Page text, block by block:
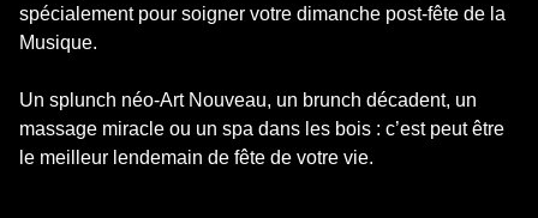
spécialement pour soigner votre dimanche post-fête de la
Musique.
Un splunch néo-Art Nouveau, un brunch décadent, un
massage miracle ou un spa dans les bois : c’est peut être
le meilleur lendemain de fête de votre vie.